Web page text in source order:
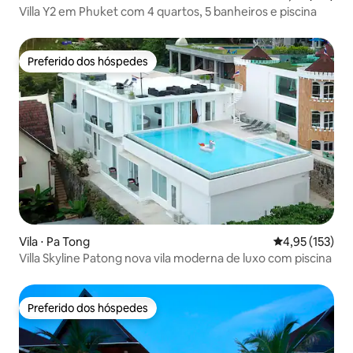
Villa Y2 em Phuket com 4 quartos, 5 banheiros e piscina
Preferido dos hóspedes
Preferido dos hóspedes
Vila ⋅ Pa Tong 4,95 de uma
4,95 (153)
Villa Skyline Patong nova vila moderna de luxo com piscina
Preferido dos hóspedes
Preferido dos hóspedes